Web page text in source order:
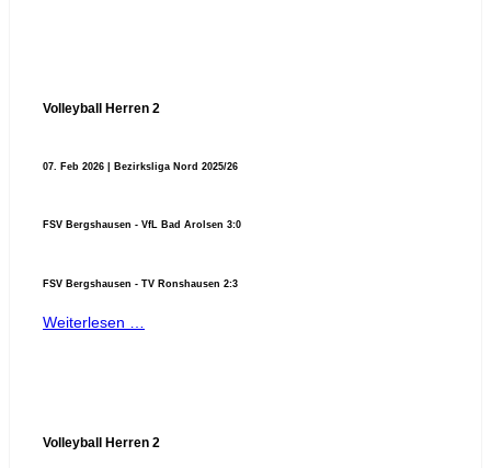
Volleyball Herren 2
07. Feb 2026 | Bezirksliga Nord 2025/26
FSV Bergshausen - VfL Bad Arolsen 3:0
FSV Bergshausen - TV Ronshausen 2:3
Weiterlesen …
Volleyball Herren 2